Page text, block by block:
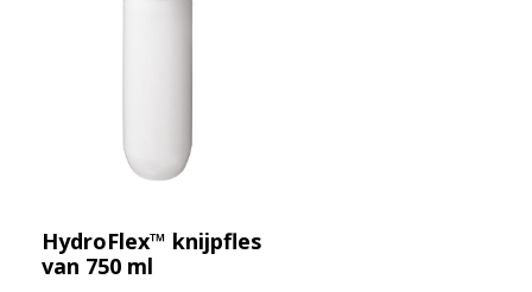
HydroFlex™ knijpfles
van 750 ml